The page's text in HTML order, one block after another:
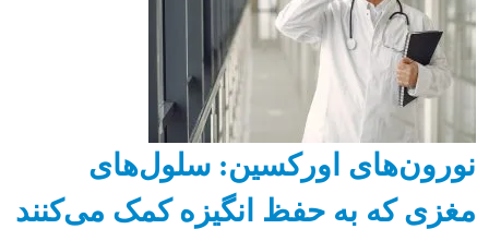
نورون‌های اورکسین: سلول‌های
مغزی که به حفظ انگیزه کمک می‌کنند